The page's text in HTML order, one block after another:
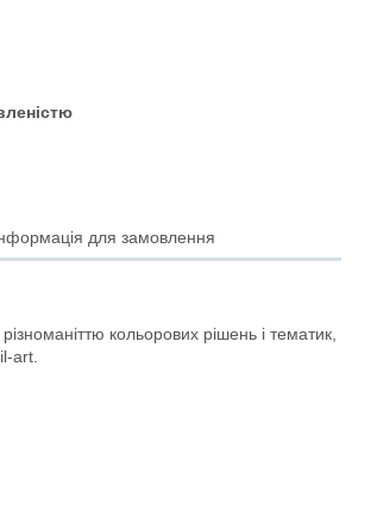
для замовлення
кольорових рішень і тематик,
art.